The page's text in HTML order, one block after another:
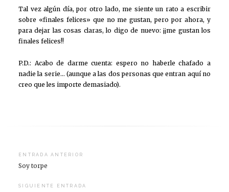
Tal vez algún día, por otro lado, me siente un rato a escribir
sobre «finales felices» que no me gustan, pero por ahora, y
para dejar las cosas claras, lo digo de nuevo: ¡¡me gustan los
finales felices!!
P.D.: Acabo de darme cuenta: espero no haberle chafado a
nadie la serie… (aunque a las dos personas que entran aquí no
creo que les importe demasiado).
Navegación
de
entradas
ENTRADA ANTERIOR
Soy torpe
SIGUIENTE ENTRADA